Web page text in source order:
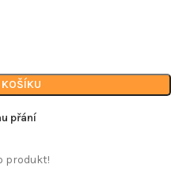
KOŠÍKU
přání
produkt!